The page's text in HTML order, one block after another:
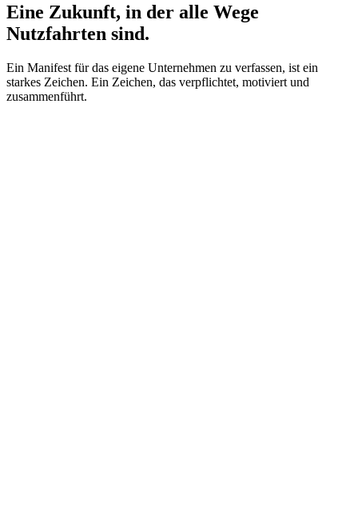
Eine Zukunft, in der alle Wege
Nutzfahrten sind.
Ein Manifest für das eigene Unternehmen zu verfassen, ist ein
starkes Zeichen. Ein Zeichen, das verpflichtet, motiviert und
zusammenführt.